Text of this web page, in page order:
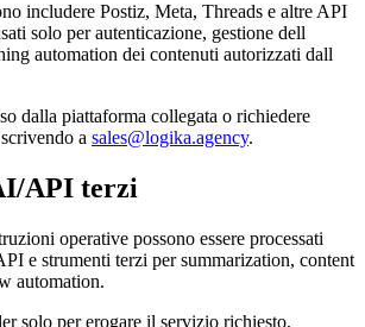
includere Postiz, Meta, Threads e altre API
solo per autenticazione, gestione dell
automation dei contenuti autorizzati dall
dalla piattaforma collegata o richiedere
a sales@logika.agency.
API terzi
operative possono essere processati
e strumenti terzi per summarization, content
automation.
solo per erogare il servizio richiesto,